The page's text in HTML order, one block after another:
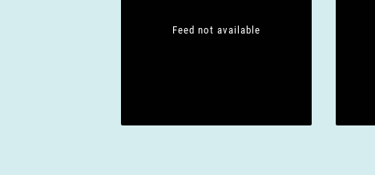
Feed not available